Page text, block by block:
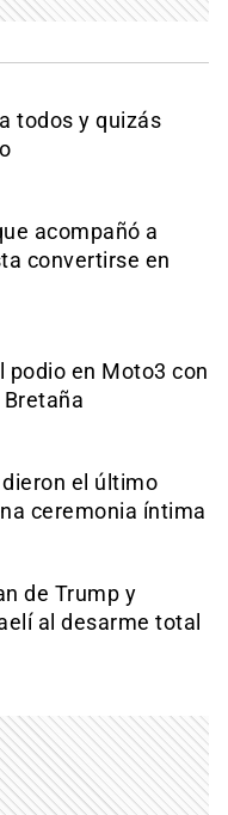
todos y quizás
acompañó a
convertirse en
podio en Moto3 con
el último
ceremonia íntima
de Trump y
al desarme total